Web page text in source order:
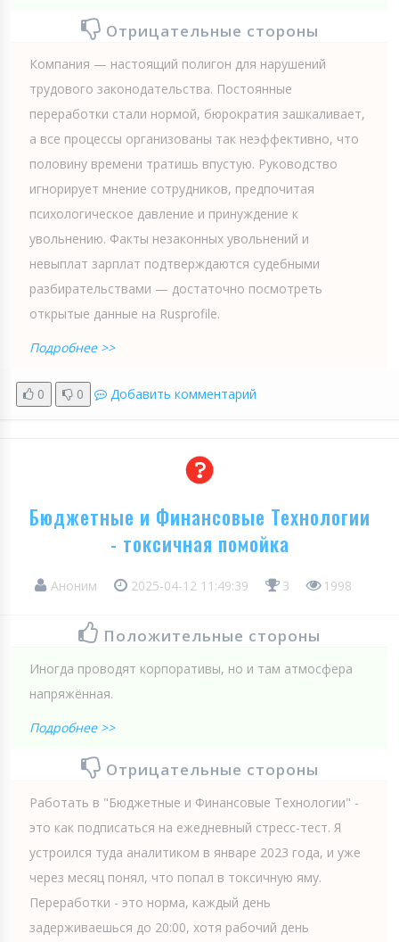
Отрицательные стороны
Компания — настоящий полигон для нарушений
трудового законодательства. Постоянные
переработки стали нормой, бюрократия зашкаливает,
а все процессы организованы так неэффективно, что
половину времени тратишь впустую. Руководство
игнорирует мнение сотрудников, предпочитая
психологическое давление и принуждение к
увольнению. Факты незаконных увольнений и
невыплат зарплат подтверждаются судебными
разбирательствами — достаточно посмотреть
открытые данные на Rusprofile.
Подробнее >>
0 0 Добавить комментарий
Бюджетные и Финансовые Технологии
- токсичная помойка
Аноним 2025-04-12 11:49:39 3 1998
Положительные стороны
Иногда проводят корпоративы, но и там атмосфера
напряжённая.
Подробнее >>
Отрицательные стороны
Работать в "Бюджетные и Финансовые Технологии" -
это как подписаться на ежедневный стресс-тест. Я
устроился туда аналитиком в январе 2023 года, и уже
через месяц понял, что попал в токсичную яму.
Переработки - это норма, каждый день
задерживаешься до 20:00, хотя рабочий день